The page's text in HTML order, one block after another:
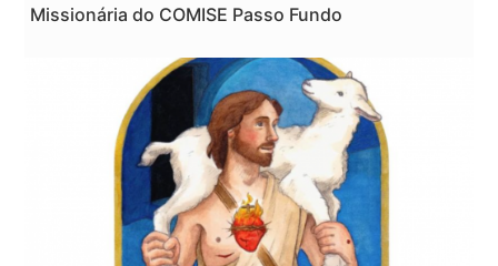
Missionária do COMISE Passo Fundo